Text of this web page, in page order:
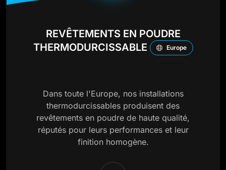
REVÊTEMENTS EN POUDRE
THERMODURCISSABLE
Europe
Dans toute l'Europe, nos installations
thermodurcissables produisent des
revêtements en poudre de haute qualité,
réputés pour leurs performances et leur
finition homogène.